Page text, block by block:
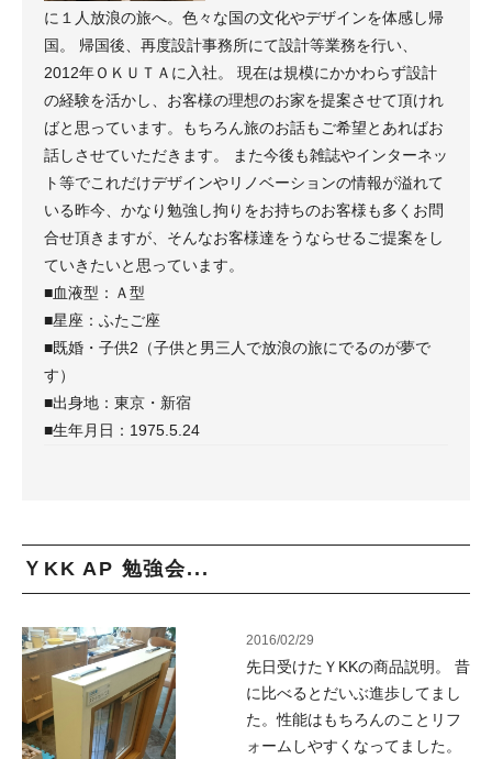
に１人放浪の旅へ。色々な国の文化やデザインを体感し帰
国。 帰国後、再度設計事務所にて設計等業務を行い、
2012年ＯＫＵＴＡに入社。 現在は規模にかかわらず設計
の経験を活かし、お客様の理想のお家を提案させて頂けれ
ばと思っています。もちろん旅のお話もご希望とあればお
話しさせていただきます。 また今後も雑誌やインターネッ
ト等でこれだけデザインやリノベーションの情報が溢れて
いる昨今、かなり勉強し拘りをお持ちのお客様も多くお問
合せ頂きますが、そんなお客様達をうならせるご提案をし
ていきたいと思っています。
■血液型：Ａ型
■星座：ふたご座
■既婚・子供2（子供と男三人で放浪の旅にでるのが夢で
す）
■出身地：東京・新宿
■生年月日：1975.5.24
ＹKK AP 勉強会...
2016/02/29
先日受けたＹKKの商品説明。 昔
に比べるとだいぶ進歩してまし
た。性能はもちろんのことリフ
ォームしやすくなってました。